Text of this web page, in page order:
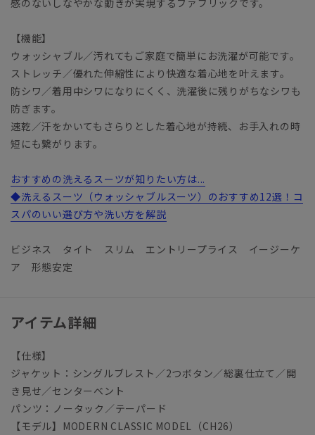
【機能】
ウォッシャブル／汚れてもご家庭で簡単にお洗濯が可能です。
ストレッチ／優れた伸縮性により快適な着心地を叶えます。
防シワ／着用中シワになりにくく、洗濯後に残りがちなシワも
防ぎます。
速乾／汗をかいてもさらりとした着心地が持続、お手入れの時
短にも繋がります。
おすすめの洗えるスーツが知りたい方は...
◆洗えるスーツ（ウォッシャブルスーツ）のおすすめ12選！コ
スパのいい選び方や洗い方を解説
ビジネス タイト スリム エントリープライス イージーケ
ア 形態安定
アイテム詳細
【仕様】
ジャケット：シングルブレスト／2つボタン／総裏仕立て／開
き見せ／センターベント
パンツ：ノータック／テーパード
【モデル】MODERN CLASSIC MODEL（CH26）